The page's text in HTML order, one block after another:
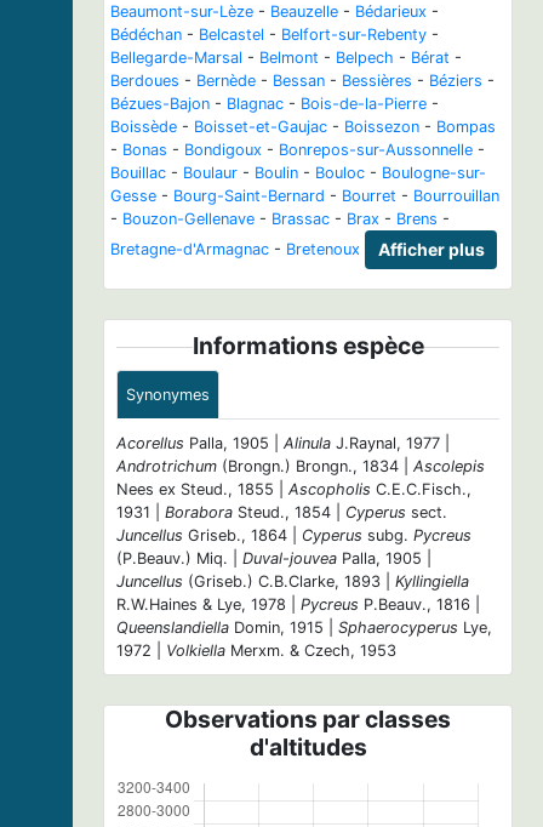
Beaumont-sur-Lèze - Beauzelle - Bédarieux -
Bédéchan - Belcastel - Belfort-sur-Rebenty -
Bellegarde-Marsal - Belmont - Belpech - Bérat -
Berdoues - Bernède - Bessan - Bessières - Béziers -
Bézues-Bajon - Blagnac - Bois-de-la-Pierre -
Boissède - Boisset-et-Gaujac - Boissezon - Bompas
- Bonas - Bondigoux - Bonrepos-sur-Aussonnelle -
Bouillac - Boulaur - Boulin - Bouloc - Boulogne-sur-
Gesse - Bourg-Saint-Bernard - Bourret - Bourrouillan
- Bouzon-Gellenave - Brassac - Brax - Brens -
Bretagne-d'Armagnac - Bretenoux Afficher plus
Informations espèce
Synonymes
Acorellus Palla, 1905 | Alinula J.Raynal, 1977 |
Androtrichum (Brongn.) Brongn., 1834 | Ascolepis
Nees ex Steud., 1855 | Ascopholis C.E.C.Fisch.,
1931 | Borabora Steud., 1854 | Cyperus sect.
Juncellus Griseb., 1864 | Cyperus subg. Pycreus
(P.Beauv.) Miq. | Duval-jouvea Palla, 1905 |
Juncellus (Griseb.) C.B.Clarke, 1893 | Kyllingiella
R.W.Haines & Lye, 1978 | Pycreus P.Beauv., 1816 |
Queenslandiella Domin, 1915 | Sphaerocyperus Lye,
1972 | Volkiella Merxm. & Czech, 1953
Observations par classes
d'altitudes